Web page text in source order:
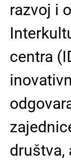
razvoj i
centra
društva,